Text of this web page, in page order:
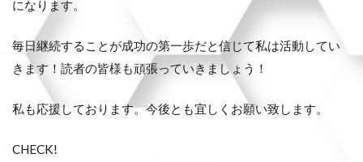
になります。
毎日継続することが成功の第一歩だと信じて私は活動してい
きます！読者の皆様も頑張っていきましょう！
私も応援しております。今後とも宜しくお願い致します。
CHECK!